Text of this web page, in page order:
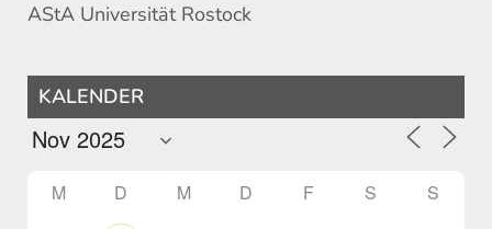
AStA Universität Rostock
KALENDER
M D M D F S S